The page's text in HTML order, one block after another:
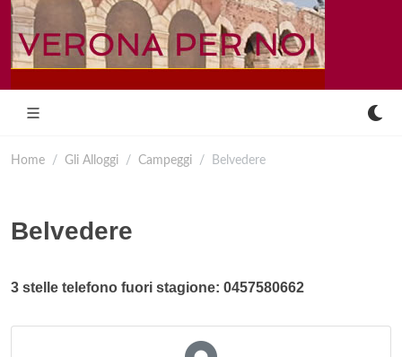
Home Gli Alloggi Campeggi Belvedere
Belvedere
3 stelle telefono fuori stagione: 0457580662